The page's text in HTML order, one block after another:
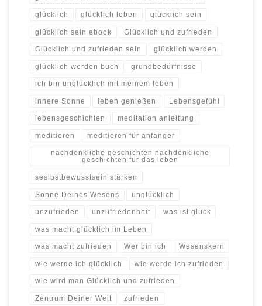
glücklich glücklich leben glücklich sein
glücklich sein ebook Glücklich und zufrieden
Glücklich und zufrieden sein glücklich werden
glücklich werden buch grundbedürfnisse
ich bin unglücklich mit meinem leben
innere Sonne leben genießen Lebensgefühl
lebensgeschichten meditation anleitung
meditieren meditieren für anfänger
nachdenkliche geschichten nachdenkliche
geschichten für das leben
seslbstbewusstsein stärken
Sonne Deines Wesens unglücklich
unzufrieden unzufriedenheit was ist glück
was macht glücklich im Leben
was macht zufrieden Wer bin ich Wesenskern
wie werde ich glücklich wie werde ich zufrieden
wie wird man Glücklich und zufrieden
Zentrum Deiner Welt zufrieden